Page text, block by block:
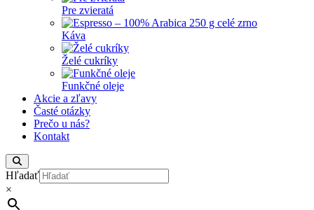
Pre zvieratá
Káva
Želé cukríky
Funkčné oleje
Akcie a zľavy
Časté otázky
Prečo u nás?
Kontakt
Hľadať
×